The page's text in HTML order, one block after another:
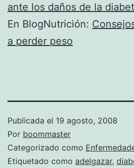
ante los daños de la
En BlogNutrición:
a perder peso
Publicada el 19 agosto, 2008
Por boommaster
Categorizado como
Etiquetado como adelgazar,